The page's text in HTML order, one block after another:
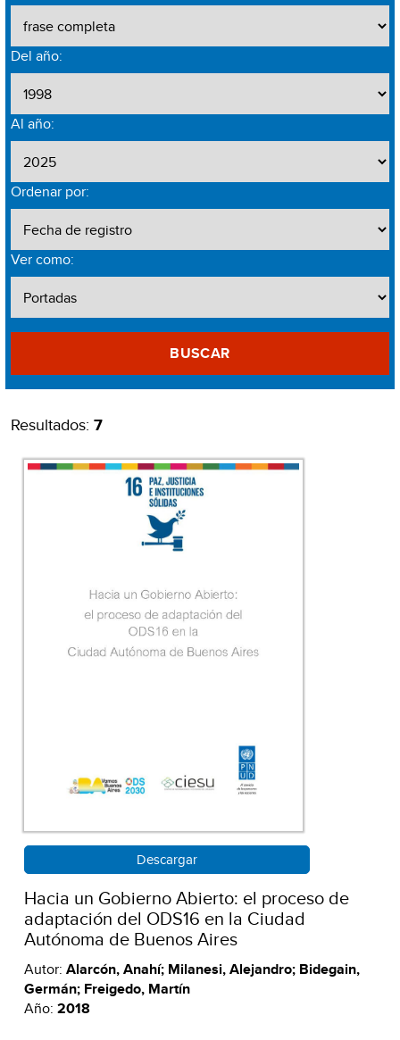
Del año:
Al año:
Ordenar por:
Ver como:
BUSCAR
Resultados: 7
Descargar
Hacia un Gobierno Abierto: el proceso de
adaptación del ODS16 en la Ciudad
Autónoma de Buenos Aires
Autor: Alarcón, Anahí; Milanesi, Alejandro; Bidegain,
Germán; Freigedo, Martín
Año: 2018